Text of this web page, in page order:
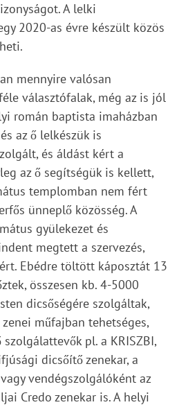
A lelki
2020-as évre készült közös
mennyire valósan
választófalak, még az is jól
román baptista imaházban
az ő lelkészük is
és áldást kért a
az ő segítségük is kellett,
templomban nem fért
ünneplő közösség. A
gyülekezet és
megtett a szervezés,
Ebédre töltött káposztát 13
összesen kb. 4-5000
dicsőségére szolgáltak,
műfajban tehetséges,
pl. a KRISZBI,
dicsőítő zenekar, a
vendégszolgálóként az
Credo zenekar is. A helyi